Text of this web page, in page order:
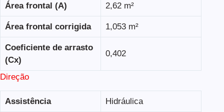
Área frontal (A) 2,62 m²
Área frontal corrigida 1,053 m²
Coeficiente de arrasto
(Cx)
0,402
Direção
Assistência Hidráulica